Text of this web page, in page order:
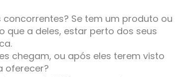
Se tem um produto ou
que a deles, estar perto dos seus
chegam, ou após eles terem visto
oferecer?